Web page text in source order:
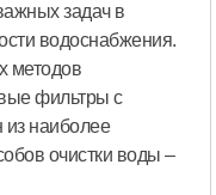
задач в
водоснабжения.
методов
фильтры с
наиболее
очистки воды –